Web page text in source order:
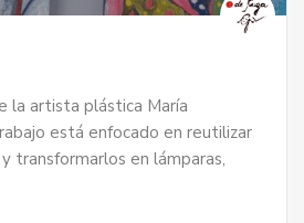
la artista plástica María
está enfocado en reutilizar
transformarlos en lámparas,